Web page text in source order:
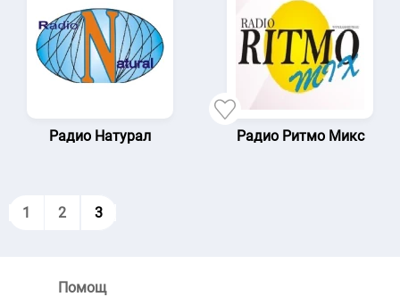
Радио Натурал Радио Ритмо Микс
1 2 3
Помощ